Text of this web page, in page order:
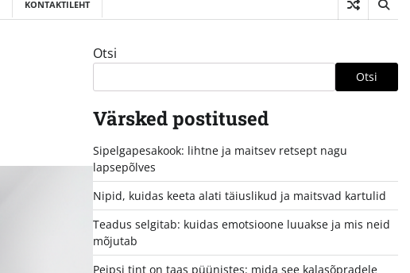
KONTAKTILEHT
Otsi
Otsi
Värsked postitused
Sipelgapesakook: lihtne ja maitsev retsept nagu
lapsepõlves
Nipid, kuidas keeta alati täiuslikud ja maitsvad kartulid
Teadus selgitab: kuidas emotsioone luuakse ja mis neid
mõjutab
Peipsi tint on taas püünistes: mida see kalasõpradele